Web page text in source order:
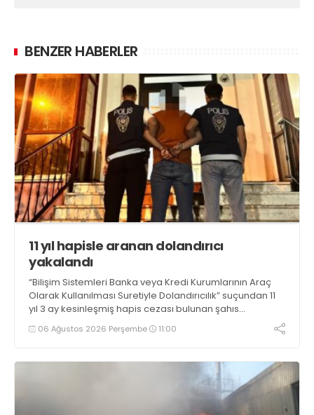
BENZER HABERLER
11 yıl hapisle aranan dolandırıcı
yakalandı
“Bilişim Sistemleri Banka veya Kredi Kurumlarının Araç
Olarak Kullanılması Suretiyle Dolandırıcılık” suçundan 11
yıl 3 ay kesinleşmiş hapis cezası bulunan şahıs
yakalandı
06 Ağustos 2026 Perşembe 11:00